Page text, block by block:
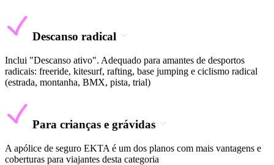
Descanso radical
Inclui "Descanso ativo". Adequado para amantes de desportos
radicais: freeride, kitesurf, rafting, base jumping e ciclismo radical
(estrada, montanha, BMX, pista, trial)
Para crianças e grávidas
A apólice de seguro EKTA é um dos planos com mais vantagens e
coberturas para viajantes desta categoria